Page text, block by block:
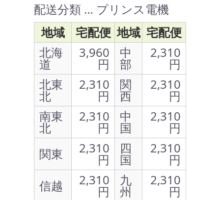
配送分類 … プリンス電機
地域
宅配便 地域 宅配便
北海
道
3,960
円
中
部
2,310
円
北東
北
2,310
円
関
西
2,310
円
南東
北
2,310
円
中
国
2,310
円
関東
2,310
円
四
国
2,310
円
信越
2,310
円
九
州
2,310
円